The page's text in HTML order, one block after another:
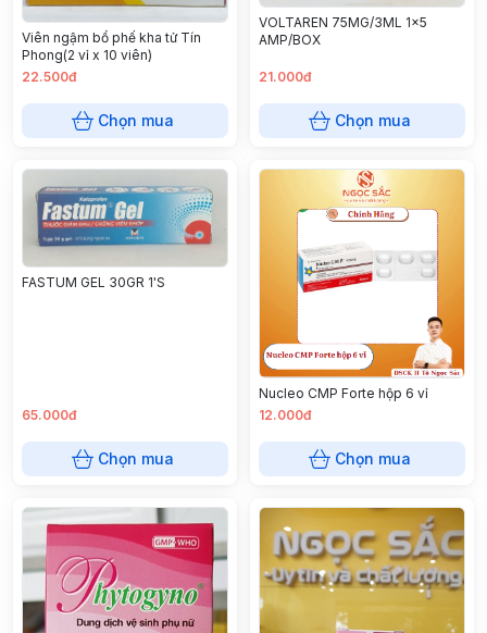
Viên ngậm bổ phế kha tử Tín
Phong(2 vỉ x 10 viên)
22.500đ
Chọn mua
VOLTAREN 75MG/3ML 1x5
AMP/BOX
21.000đ
Chọn mua
FASTUM GEL 30GR 1'S
65.000đ
Chọn mua
Nucleo CMP Forte hộp 6 vỉ
12.000đ
Chọn mua